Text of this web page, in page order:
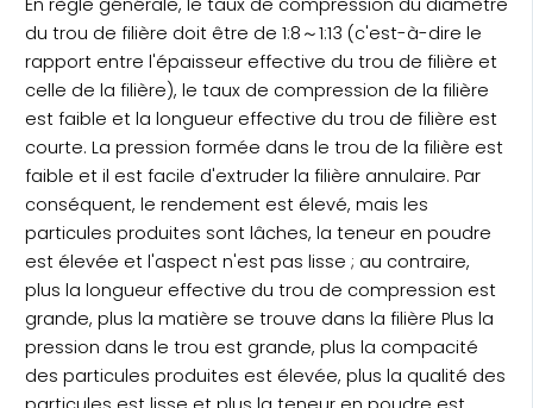
du trou de filière doit être de 1:8～1:13 (c'est-à-dire le
rapport entre l'épaisseur effective du trou de filière et
celle de la filière), le taux de compression de la filière
est faible et la longueur effective du trou de filière est
courte. La pression formée dans le trou de la filière est
faible et il est facile d'extruder la filière annulaire. Par
conséquent, le rendement est élevé, mais les
particules produites sont lâches, la teneur en poudre
est élevée et l'aspect n'est pas lisse ; au contraire,
plus la longueur effective du trou de compression est
grande, plus la matière se trouve dans la filière Plus la
pression dans le trou est grande, plus la compacité
des particules produites est élevée, plus la qualité des